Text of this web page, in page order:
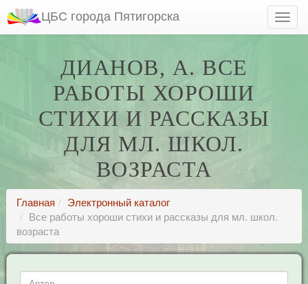
ЦБС города Пятигорска
ДИАНОВ, А. ВСЕ
РАБОТЫ ХОРОШИ
СТИХИ И РАССКАЗЫ
ДЛЯ МЛ. ШКОЛ.
ВОЗРАСТА
Главная
Электронный каталог
Все работы хороши стихи и рассказы для мл. школ.
возраста